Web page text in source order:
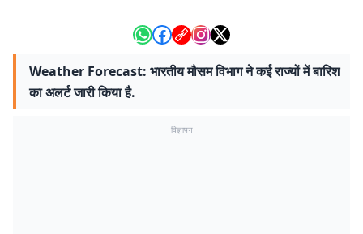
Weather Forecast: भारतीय मौसम विभाग ने कई राज्यों में बारिश
का अलर्ट जारी किया है.
विज्ञापन